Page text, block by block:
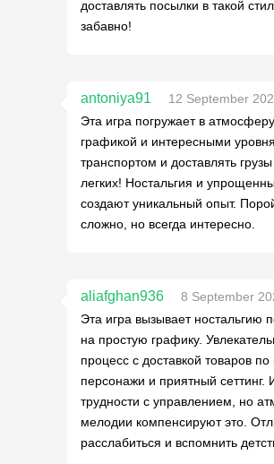
доставлять посылки в такой
забавно!
antoniya91
12 September
Эта игра погружает в
графикой и интересными
транспортом и доставлять
легких! Ностальгия и
создают уникальный опыт.
сложно, но всегда интересно.
aliafghan936
8 September
Эта игра вызывает ностальгию
на простую графику.
процесс с доставкой товаров
персонажи и приятный сеттинг.
трудности с управлением, но
мелодии компенсируют это.
расслабиться и вспомнить